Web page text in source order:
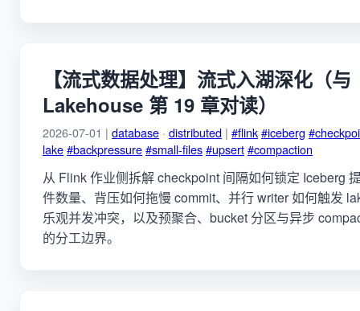
【流式数据处理】流式入湖深化（与
Lakehouse 第 19 章对读）
2026-07-01 | database · distributed | #flink#iceberg
lake#backpressure#small-files#upsert#compaction
从 Flink 作业侧拆解 checkpoint 间隔如何锁定 Iceberg
件数量、背压如何拖慢 commit、并行 writer 如何触发
乐观并发冲突，以及预聚合、bucket 分区与异步
的分工边界。